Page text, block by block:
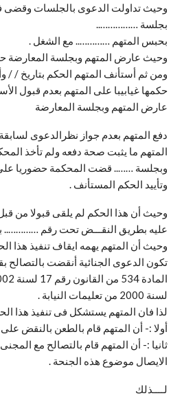
وحيث تداولت الدعوى بالجلسات وقضى
بجلسة ……………..
بحبس المتهم ………….. مع الشغل .
وحيث عارض المتهم وبجلسة المعارضة
ومن ثم أستأنف المتهم الحكم بتاريخ /
حكمها غيابيبا على المتهم بعدم قبول
عارض المتهم وبجلسة المعارضة
دفع المتهم بعدم جواز نظرالدعوى
المتهم ما يثبت صحة دفعه ولم تأخذ
وبجلسة …….. قضت المحكمة حضوريا
وتأييد الحكم المستأنف .
وحيث أن هذا الحكم لم يلقى قبولا من
عليه بطريق النقـــض تحت رقم …………..
وحيث أن المتهم يهمه ايقاف تنفيذ هذا
تكون الدعوى الجنائية أنقضت بالتصالح
لسنة 2000 من تعليمات النيابة .
لذا فان المتهم يستشكل فى تنفيذ هذا
أولا :- أن المتهم قام بالطعن بالنقض
ثانيا :- أن المتهم قام بالتصالح مع
الايصال موضوع هذه الجنحة .
لــــذلك